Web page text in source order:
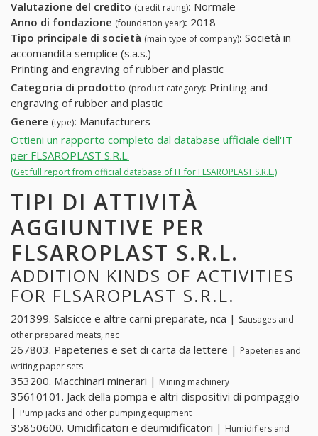
Valutazione del credito (credit rating): Normale
Anno di fondazione (foundation year): 2018
Tipo principale di società (main type of company): Società in
accomandita semplice (s.a.s.)
Printing and engraving of rubber and plastic
Categoria di prodotto (product category): Printing and
engraving of rubber and plastic
Genere (type): Manufacturers
Ottieni un rapporto completo dal database ufficiale dell'IT
per FLSAROPLAST S.R.L.
(Get full report from official database of IT for FLSAROPLAST S.R.L.)
TIPI DI ATTIVITÀ
AGGIUNTIVE PER
FLSAROPLAST S.R.L.
ADDITION KINDS OF ACTIVITIES
FOR FLSAROPLAST S.R.L.
201399. Salsicce e altre carni preparate, nca | Sausages and
other prepared meats, nec
267803. Papeteries e set di carta da lettere | Papeteries and
writing paper sets
353200. Macchinari minerari | Mining machinery
35610101. Jack della pompa e altri dispositivi di pompaggio
| Pump jacks and other pumping equipment
35850600. Umidificatori e deumidificatori | Humidifiers and